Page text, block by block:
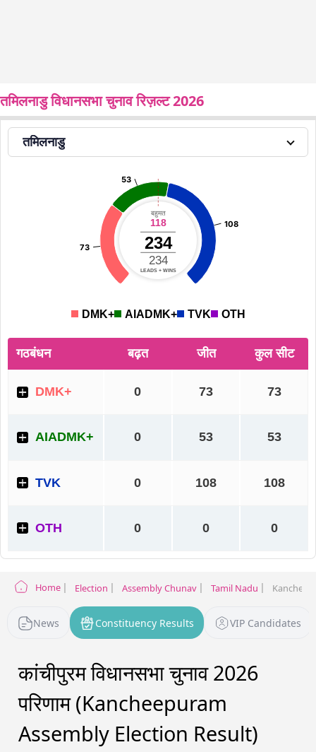
तमिलनाडु विधानसभा चुनाव रिज़ल्ट 2026
Home Election Assembly Chunav Tamil Nadu
News Constituency Results VIP Candidates
कांचीपुरम विधानसभा चुनाव 2026
परिणाम (Kancheepuram
Assembly Election Result)